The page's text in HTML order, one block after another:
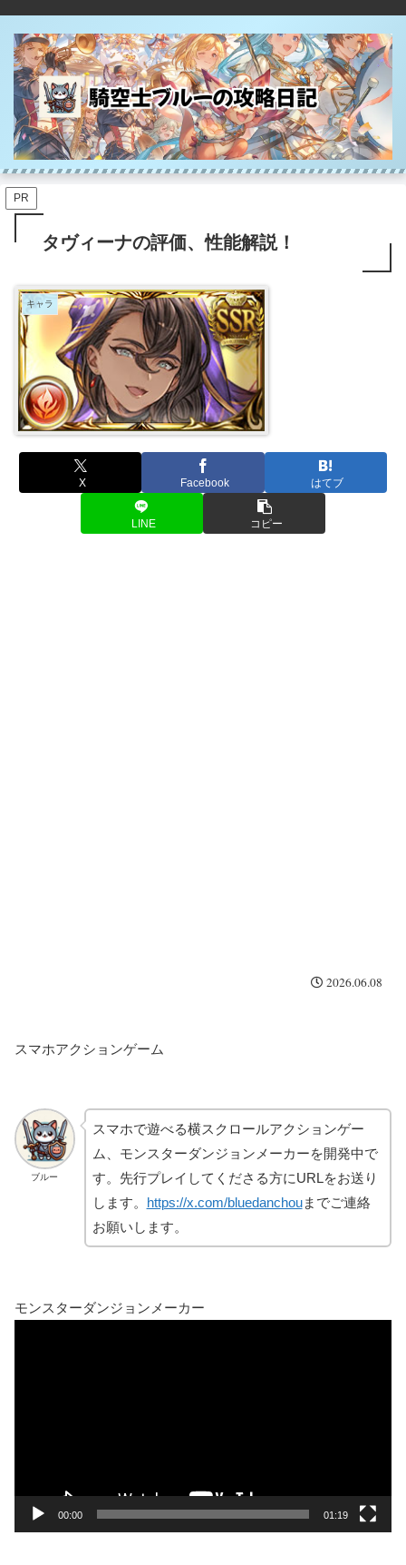
PR
タヴィーナの評価、性能解説！
キャラ
X Facebook はてブ
LINE コピー
2026.06.08
スマホアクションゲーム
ブルー
スマホで遊べる横スクロールアクションゲー
ム、モンスターダンジョンメーカーを開発中で
す。先行プレイしてくださる方にURLをお送り
します。 https://x.com/bluedanchouまでご連絡
お願いします。
モンスターダンジョンメーカー
00:00 01:19